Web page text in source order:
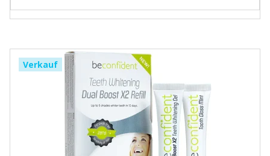
Verkauf